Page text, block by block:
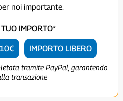
noi importante.
TUO IMPORTO*
10€ IMPORTO LIBERO
tramite PayPal, garantendo
transazione